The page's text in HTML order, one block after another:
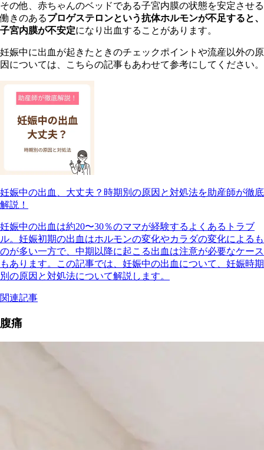
その他、赤ちゃんのベッドである子宮内膜の状態を安定させる
働きのあるプロゲステロンという抗体ホルモンが不足すると、
子宮内膜が不安定になり出血することがあります。
妊娠中に出血が起きたときのチェックポイントや流産以外の原
因については、こちらの記事もあわせて参考にしてください。
妊娠中の出血、大丈夫？時期別の原因と対処法を助産師が徹底
解説！
妊娠中の出血は約20〜30％のママが経験するよくあるトラブ
ル。妊娠初期の出血はホルモンの変化やカラダの変化によるも
のが多い一方で、中期以降に起こる出血は注意が必要なケース
もあります。この記事では、妊娠中の出血について、妊娠時期
別の原因と対処法について解説します。
関連記事
腹痛